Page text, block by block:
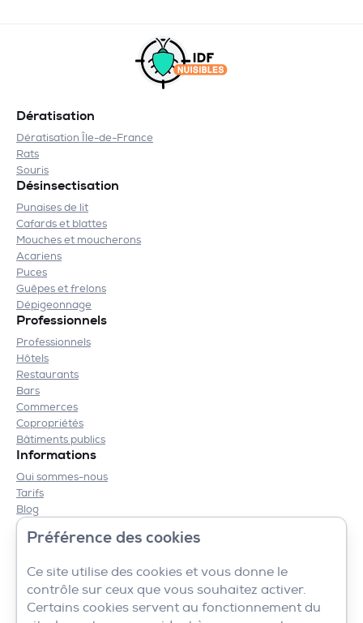
Préférence des cookies
Ce site utilise des cookies et vous donne le
contrôle sur ceux que vous souhaitez activer.
Certains cookies servent au fonctionnement du
Dératisation
Dératisation Île-de-France
Rats
Souris
Désinsectisation
Punaises de lit
Cafards et blattes
Mouches et moucherons
Acariens
Puces
Guêpes et frelons
Dépigeonnage
Professionnels
Professionnels
Hôtels
Restaurants
Bars
Commerces
Copropriétés
Bâtiments publics
Informations
Qui sommes-nous
Tarifs
Blog
Contact
Mentions légales